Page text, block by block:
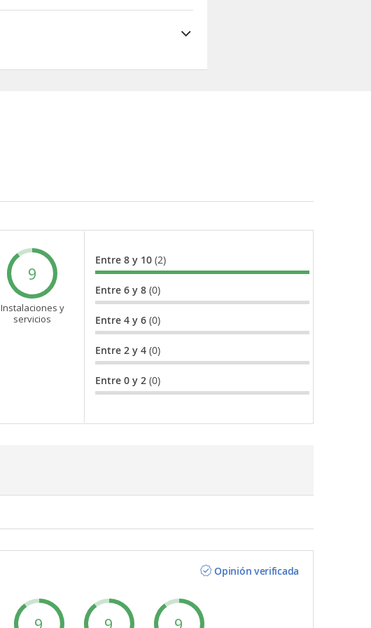
9
Instalaciones y
servicios
Entre 8 y 10 (2)
Entre 6 y 8 (0)
Entre 4 y 6 (0)
Entre 2 y 4 (0)
Entre 0 y 2 (0)
Opinión verificada